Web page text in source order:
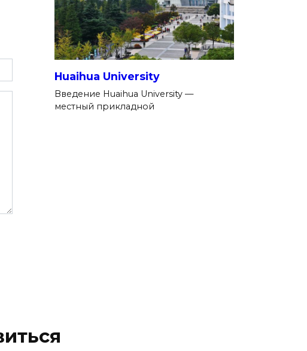
Huaihua University
Введение Huaihua University —
местный прикладной